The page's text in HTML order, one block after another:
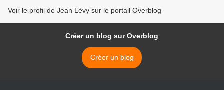
Voir le profil de Jean Lévy sur le portail Overblog
Créer un blog sur Overblog
Créer un blog